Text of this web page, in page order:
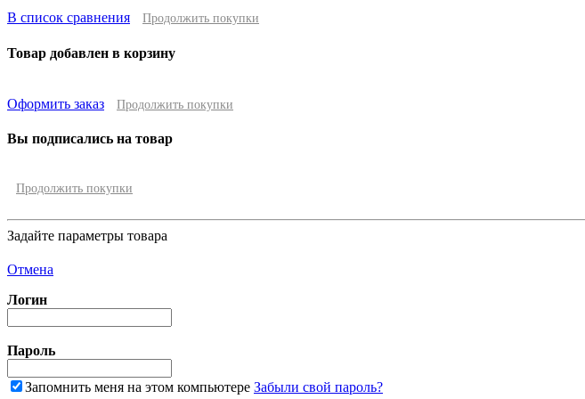
В список сравнения Продолжить покупки
Товар добавлен в корзину
Оформить заказ Продолжить покупки
Вы подписались на товар
Продолжить покупки
Задайте параметры товара
Отмена
Логин
Пароль
Запомнить меня на этом компьютере Забыли свой пароль?